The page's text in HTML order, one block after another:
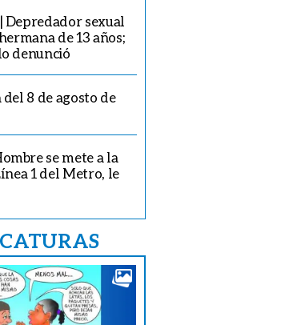
a su llegada.
Depredador sexual
de 13 años;
denunció
8 de agosto de
se mete a la
1 del Metro, le